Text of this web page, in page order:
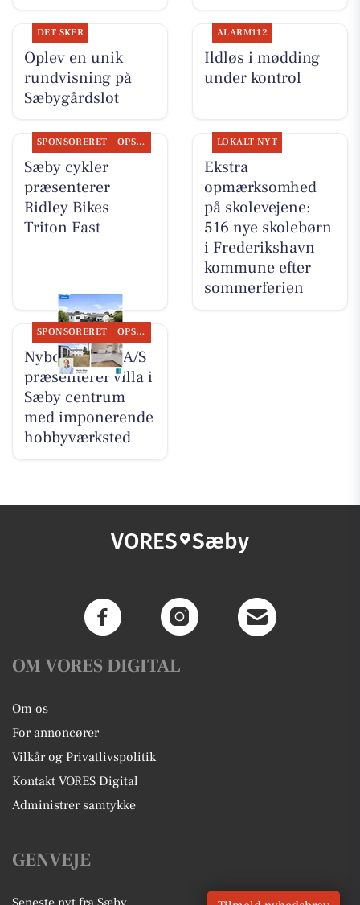
DET SKER
Oplev en unik
rundvisning på
Sæbygårdslot
ALARM112
Ildløs i mødding
under kontrol
SPONSORERET OPSLAGSTAVLEN
Sæby cykler
præsenterer
Ridley Bikes
Triton Fast
LOKALT NYT
Ekstra
opmærksomhed
på skolevejene:
516 nye skolebørn
i Frederikshavn
kommune efter
sommerferien
SPONSORERET OPSLAGSTAVLEN
Nybolig Sæby A/S
præsenterer villa i
Sæby centrum
med imponerende
hobbyværksted
VORES Sæby
OM VORES DIGITAL
Om os
For annoncører
Vilkår og Privatlivspolitik
Kontakt VORES Digital
Administrer samtykke
GENVEJE